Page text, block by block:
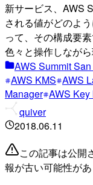
新サービス、AWS
される値がどのよ
って、その構成要
色々と操作しなが
AWS Summit
AWS KMS AWS
Manager AWS Key
quiver
2018.06.11
この記事は公開
報が古い可能性が